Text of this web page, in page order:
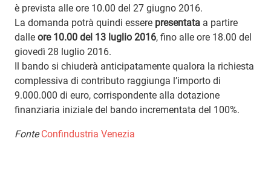
è prevista alle ore 10.00 del 27 giugno 2016.
La domanda potrà quindi essere presentata a partire
dalle ore 10.00 del 13 luglio 2016, fino alle ore 18.00 del
giovedì 28 luglio 2016.
Il bando si chiuderà anticipatamente qualora la richiesta
complessiva di contributo raggiunga l’importo di
9.000.000 di euro, corrispondente alla dotazione
finanziaria iniziale del bando incrementata del 100%.
Fonte Confindustria Venezia